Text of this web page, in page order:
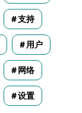
支持
用户
网络
设置